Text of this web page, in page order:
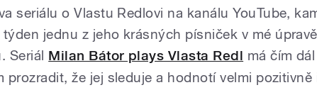
seriálu o Vlastu Redlovi na kanálu YouTube,
týden jednu z jeho krásných písniček v mé
Seriál Milan Bátor plays Vlasta Redl má čím
prozradit, že jej sleduje a hodnotí velmi pozitivně